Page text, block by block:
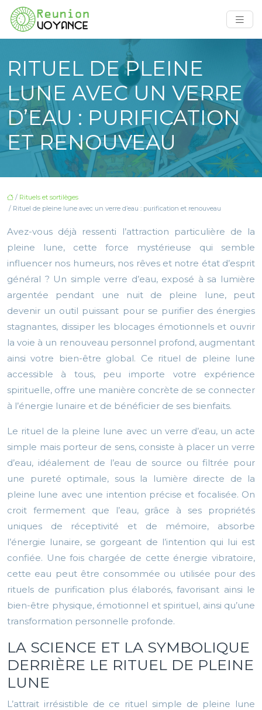
RITUEL DE PLEINE
LUNE AVEC UN VERRE
D’EAU : PURIFICATION
ET RENOUVEAU
/ Rituels et sortilèges
/ Rituel de pleine lune avec un verre d’eau : purification et renouveau
Avez-vous déjà ressenti l’attraction particulière de la
pleine lune, cette force mystérieuse qui semble
influencer nos humeurs, nos rêves et notre état d’esprit
général ? Un simple verre d’eau, exposé à sa lumière
argentée pendant une nuit de pleine lune, peut
devenir un outil puissant pour se purifier des énergies
stagnantes, dissiper les blocages émotionnels et ouvrir
la voie à un renouveau personnel profond, augmentant
ainsi votre bien-être global. Ce rituel de pleine lune
accessible à tous, peu importe votre expérience
spirituelle, offre une manière concrète de se connecter
à l’énergie lunaire et de bénéficier de ses bienfaits.
Le rituel de la pleine lune avec un verre d’eau, un acte
simple mais porteur de sens, consiste à placer un verre
d’eau, idéalement de l’eau de source ou filtrée pour
une pureté optimale, sous la lumière directe de la
pleine lune avec une intention précise et focalisée. On
croit fermement que l’eau, grâce à ses propriétés
uniques de réceptivité et de mémoire, absorbe
l’énergie lunaire, se gorgeant de l’intention qui lui est
confiée. Une fois chargée de cette énergie vibratoire,
cette eau peut être consommée ou utilisée pour des
rituels de purification plus élaborés, favorisant ainsi le
bien-être physique, émotionnel et spirituel, ainsi qu’une
transformation personnelle profonde.
LA SCIENCE ET LA SYMBOLIQUE
DERRIÈRE LE RITUEL DE PLEINE
LUNE
L’attrait irrésistible de ce rituel simple de pleine lune